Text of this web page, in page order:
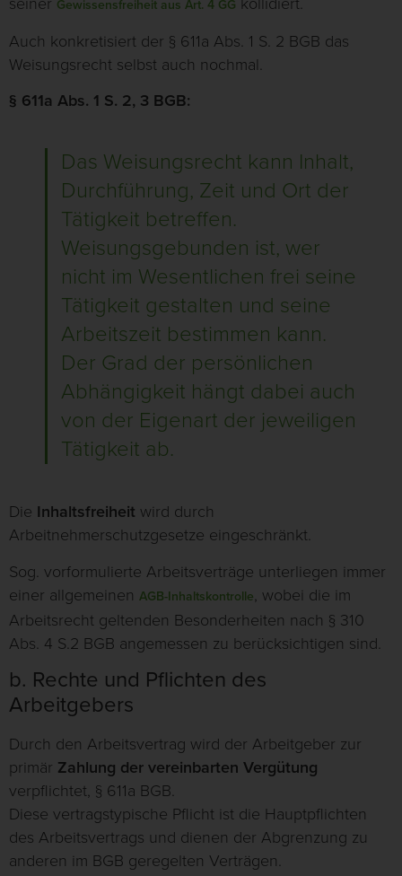
Gewissensfreiheit aus Art. 4 GG
Auch konkretisiert der § 611a Abs. 1 S. 2 BGB das
Weisungsrecht selbst auch nochmal.
§ 611a Abs. 1 S. 2, 3 BGB:
Das Weisungsrecht kann Inhalt,
Durchführung, Zeit und Ort der
Tätigkeit betreffen.
Weisungsgebunden ist, wer
nicht im Wesentlichen frei seine
Tätigkeit gestalten und seine
Arbeitszeit bestimmen kann.
Der Grad der persönlichen
Abhängigkeit hängt dabei auch
von der Eigenart der jeweiligen
Tätigkeit ab.
Die Inhaltsfreiheit wird durch
Arbeitnehmerschutzgesetze eingeschränkt.
Sog. vorformulierte Arbeitsverträge unterliegen immer
einer allgemeinen AGB-Inhaltskontrolle, wobei die im
Arbeitsrecht geltenden Besonderheiten nach § 310
Abs. 4 S.2 BGB angemessen zu berücksichtigen sind.
b. Rechte und Pflichten des
Arbeitgebers
Durch den Arbeitsvertrag wird der Arbeitgeber zur
primär Zahlung der vereinbarten Vergütung
verpflichtet, § 611a BGB.
Diese vertragstypische Pflicht ist die Hauptpflichten
des Arbeitsvertrags und dienen der Abgrenzung zu
anderen im BGB geregelten Verträgen.